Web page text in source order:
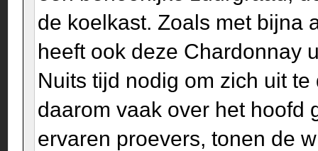
de koelkast. Zoals met bijna
heeft ook deze Chardonnay
Nuits tijd nodig om zich uit
daarom vaak over het hoofd
ervaren proevers, tonen de